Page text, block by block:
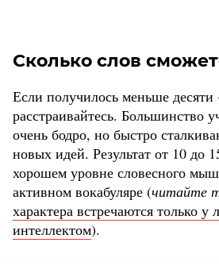
Сколько слов
Если получилось меньше
расстраивайтесь. Большинство
очень бодро, но быстро
новых идей. Результат от 10 до
хорошем уровне словесного
активном вокабуляре (читайте
характера встречаются только
интеллектом).